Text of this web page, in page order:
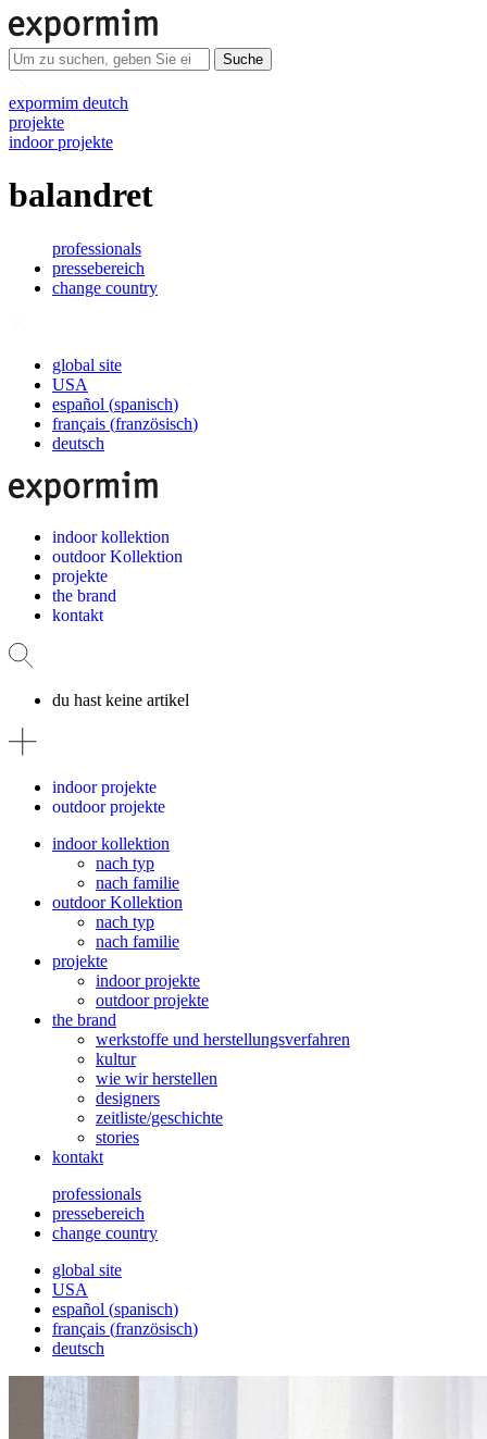
Suche
expormim deutch
projekte
indoor projekte
balandret
professionals
pressebereich
change country
global site
USA
español (spanisch)
français (französisch)
deutsch
indoor kollektion
outdoor Kollektion
projekte
the brand
kontakt
du hast keine artikel
indoor projekte
outdoor projekte
indoor kollektion
nach typ
nach familie
outdoor Kollektion
nach typ
nach familie
projekte
indoor projekte
outdoor projekte
the brand
werkstoffe und herstellungsverfahren
kultur
wie wir herstellen
designers
zeitliste/geschichte
stories
kontakt
professionals
pressebereich
change country
global site
USA
español (spanisch)
français (französisch)
deutsch